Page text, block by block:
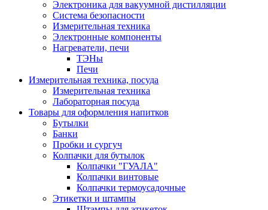
Электроника для вакуумной дистилляции
Система безопасности
Измерительная техника
Электронные компоненты
Нагреватели, печи
ТЭНы
Печи
Измерительная техника, посуда
Измерительная техника
Лабораторная посуда
Товары для оформления напитков
Бутылки
Банки
Пробки и сургуч
Колпачки для бутылок
Колпачки "ГУАЛА"
Колпачки винтовые
Колпачки термоусадочные
Этикетки и штампы